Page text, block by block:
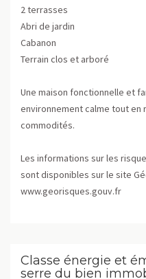
2 terrasses
Abri de jardin
Cabanon
Terrain clos et arboré
Une maison fonctionnelle et
environnement calme tout
commodités.
Les informations sur les
sont disponibles sur le site
www.georisques.gouv.fr
Classe énergie et
serre du bien